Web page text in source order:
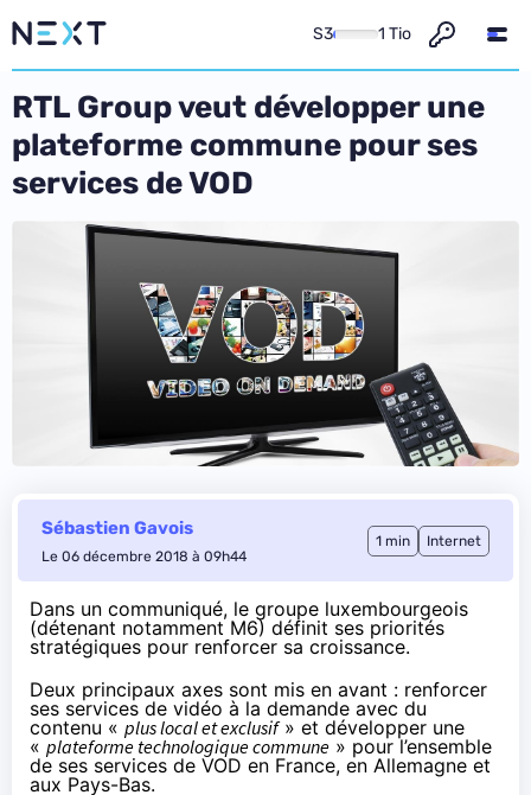
S3 1 Tio
RTL Group veut développer une
plateforme commune pour ses
services de VOD
Sébastien Gavois
Le 06 décembre 2018 à 09h44
1 min Internet
Dans un communiqué, le groupe luxembourgeois
(détenant notamment M6) définit ses priorités
stratégiques pour renforcer sa croissance.
Deux principaux axes sont mis en avant : renforcer
ses services de vidéo à la demande avec du
contenu « plus local etexclusif» et développer une
« plateforme technologique commune » pour l’ensemble
de ses services de VOD en France, en Allemagne et
aux Pays-Bas.